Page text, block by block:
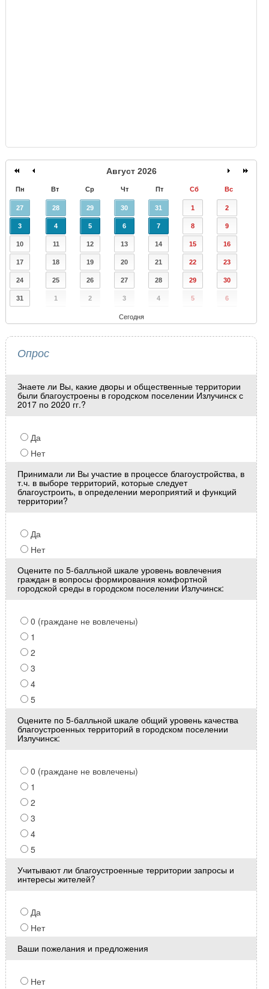
Август 2026
Пн Вт Ср Чт Пт Сб Вс
27 28 29 30 31 1 2
3 4 5 6 7 8 9
10 11 12 13 14 15 16
17 18 19 20 21 22 23
24 25 26 27 28 29 30
31 1 2 3 4 5 6
Сегодня
Опрос
Знаете ли Вы, какие дворы и общественные территории
были благоустроены в городском поселении Излучинск с
2017 по 2020 гг.?
Да
Нет
Принимали ли Вы участие в процессе благоустройства, в
т.ч. в выборе территорий, которые следует
благоустроить, в определении мероприятий и функций
территории?
Да
Нет
Оцените по 5-балльной шкале уровень вовлечения
граждан в вопросы формирования комфортной
городской среды в городском поселении Излучинск:
0 (граждане не вовлечены)
1
2
3
4
5
Оцените по 5-балльной шкале общий уровень качества
благоустроенных территорий в городском поселении
Излучинск:
0 (граждане не вовлечены)
1
2
3
4
5
Учитывают ли благоустроенные территории запросы и
интересы жителей?
Да
Нет
Ваши пожелания и предложения
Нет